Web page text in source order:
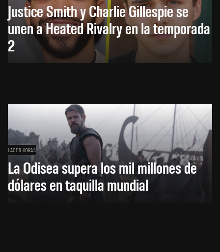
Justice Smith y Charlie Gillespie se
unen a Heated Rivalry en la temporada
2
HACE 8 HORAS
La Odisea supera los mil millones de
dólares en taquilla mundial